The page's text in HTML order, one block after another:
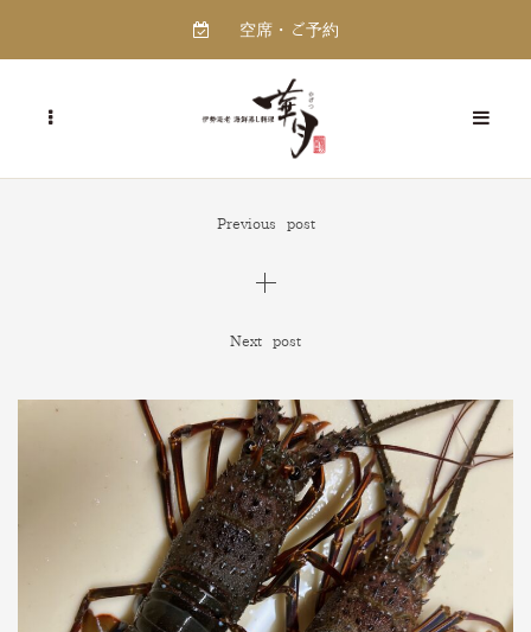
空席・ご予約
Previous post
Next post